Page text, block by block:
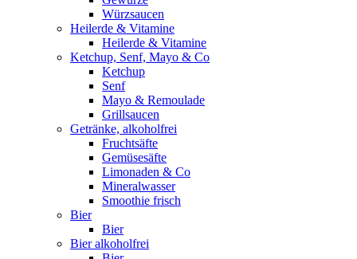
Würzsaucen
Heilerde & Vitamine
Heilerde & Vitamine
Ketchup, Senf, Mayo & Co
Ketchup
Senf
Mayo & Remoulade
Grillsaucen
Getränke, alkoholfrei
Fruchtsäfte
Gemüsesäfte
Limonaden & Co
Mineralwasser
Smoothie frisch
Bier
Bier
Bier alkoholfrei